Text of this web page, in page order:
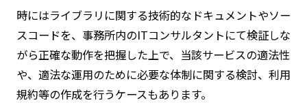
時にはライブラリに関する技術的なドキュメントやソー
スコードを、事務所内のITコンサルタントにて検証しな
がら正確な動作を把握した上で、当該サービスの適法性
や、適法な運用のために必要な体制に関する検討、利用
規約等の作成を行うケースもあります。